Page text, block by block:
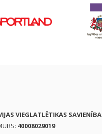
VIEGLATLĒTIKAS SAVIENĪBA
40008029019